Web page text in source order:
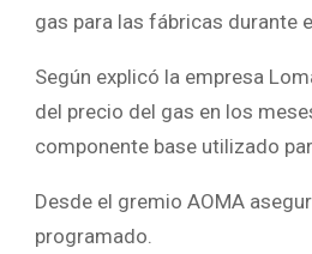
gas para las fábricas durante
Según explicó la empresa
del precio del gas en los
componente base utilizado
Desde el gremio AOMA
programado.